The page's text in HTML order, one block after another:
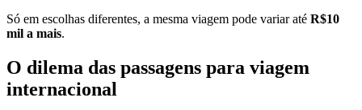
Só em escolhas diferentes, a mesma viagem pode variar até R$10
mil a mais.
O dilema das passagens para viagem
internacional